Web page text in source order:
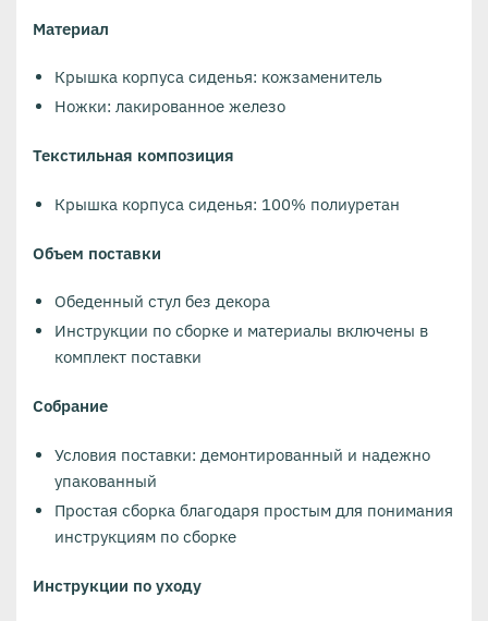
Материал
Крышка корпуса сиденья: кожзаменитель
Ножки: лакированное железо
Текстильная композиция
Крышка корпуса сиденья: 100% полиуретан
Объем поставки
Обеденный стул без декора
Инструкции по сборке и материалы включены в
комплект поставки
Собрание
Условия поставки: демонтированный и надежно
упакованный
Простая сборка благодаря простым для понимания
инструкциям по сборке
Инструкции по уходу